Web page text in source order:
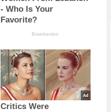
- Who Is Your
Favorite?
Brainberries
Critics Were